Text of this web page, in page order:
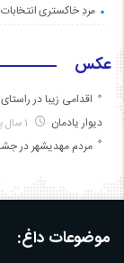
مردِ خاکستری انتخابات ۱۴۰۰ آمد /دردسر کلاب هاوس برای
عکس
اقدامی زیبا در
دیوار یادمان
مردم مهدیشهر در جشن ۴۵ سالگیِ
موضوعات داغ: